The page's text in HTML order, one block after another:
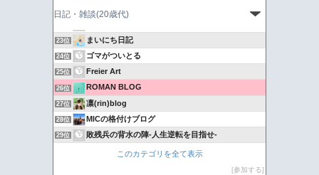
21位 29歳になってもうた。
23位 まいにち日記
24位 ゴマがついとる
25位 Freier Art
26位 ROMAN BLOG
27位 凛(rin)blog
28位 MICの格付けブログ
29位 敗残兵の背水の陣-人生逆転を目指せ-
たっちゃん、isライフ
このカテゴリを全て表示
参加する